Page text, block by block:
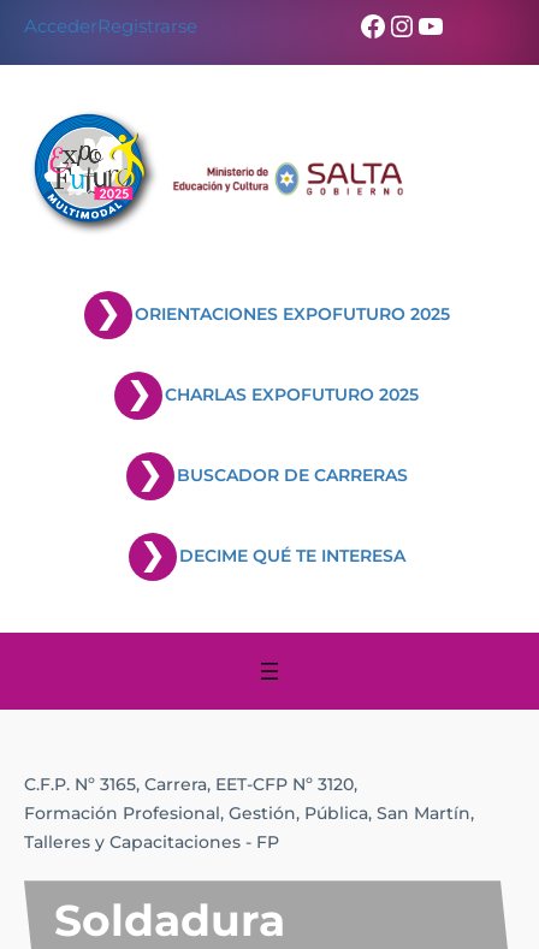
AccederRegistrarse Facebook
Instagram
YouTube
ORIENTACIONES EXPOFUTURO 2025
CHARLAS EXPOFUTURO 2025
BUSCADOR DE CARRERAS
DECIME QUÉ TE INTERESA
C.F.P. Nº 3165, Carrera, EET-CFP Nº 3120,
Formación Profesional, Gestión, Pública, San Martín,
Talleres y Capacitaciones - FP
Soldadura